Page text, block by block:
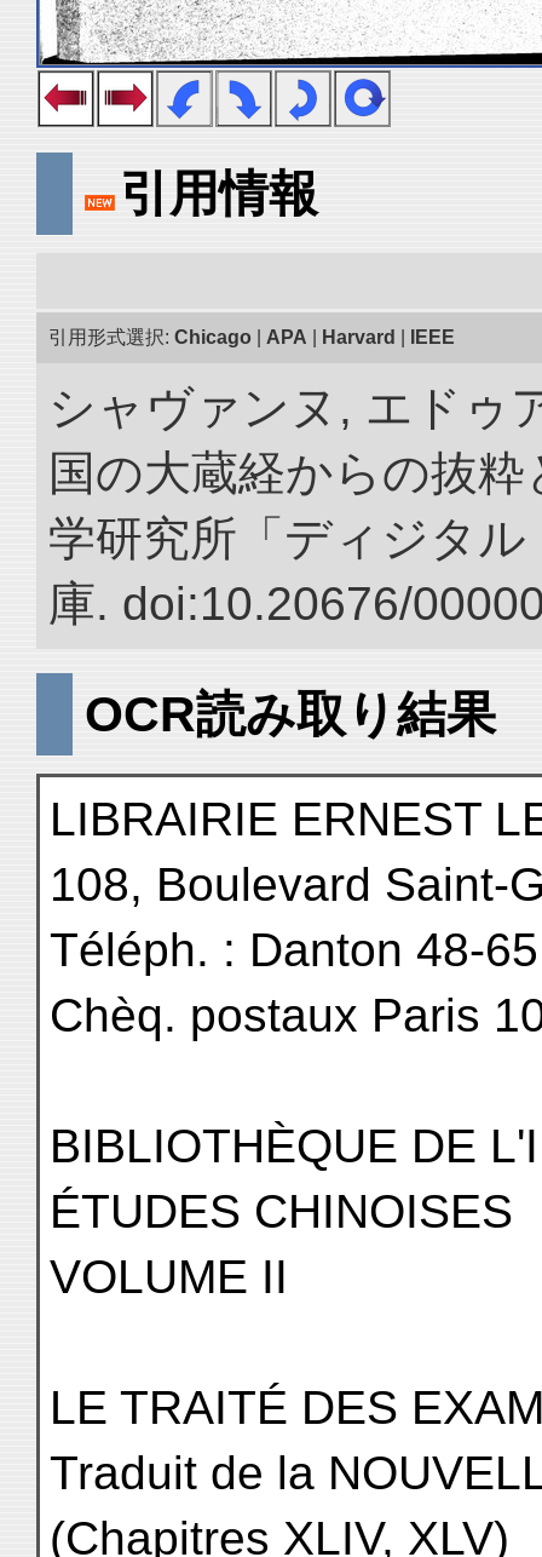
引用情報
引用形式選択: Chicago APA Harvard IEEE
シャヴァンヌ, エドゥ
国の大蔵経からの抜
学研究所「ディジタ
庫. doi:10.20676/
OCR読み取り結果
LIBRAIRIE ERNEST
108, Boulevard Saint-
Téléph. : Danton 48-
Chèq. postaux Paris
BIBLIOTHÈQUE DE
ÉTUDES CHINOISES
VOLUME II
LE TRAITÉ DES
Traduit de la
(Chapitres XLIV, XLV)